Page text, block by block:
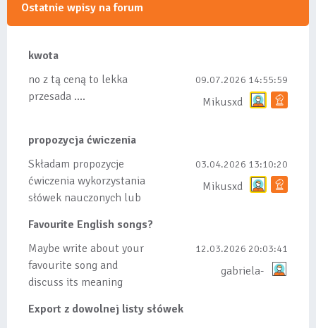
Ostatnie wpisy na forum
kwota
no z tą ceną to lekka
przesada ....
09.07.2026 14:55:59
Mikusxd
propozycja ćwiczenia
Składam propozycje
ćwiczenia wykorzystania
słówek nauczonych lub
tez ze wszys...
03.04.2026 13:10:20
Mikusxd
Favourite English songs?
Maybe write about your
favourite song and
discuss its meaning
12.03.2026 20:03:41
gabriela-
Export z dowolnej listy słówek